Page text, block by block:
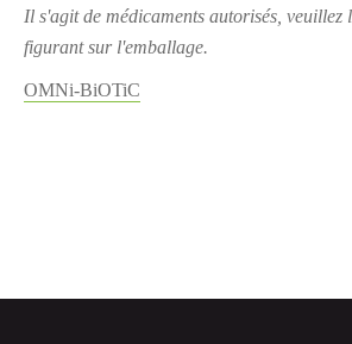
Il s'agit de médicaments autorisés, veuillez
figurant sur l'emballage.
OMNi-BiOTiC